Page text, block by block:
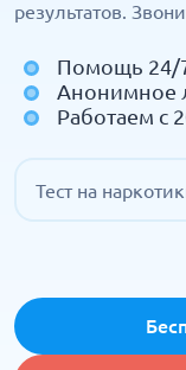
результатов.
Помощь 24/
Анонимное
Работаем с
Тест на